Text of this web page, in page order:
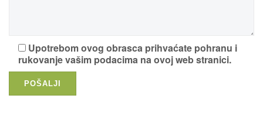
Upotrebom ovog obrasca prihvaćate pohranu i
rukovanje vašim podacima na ovoj web stranici.